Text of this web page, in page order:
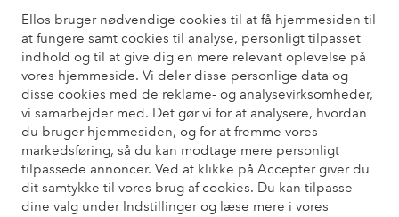
Ellos bruger nødvendige cookies til at få hjemmesiden til
at fungere samt cookies til analyse, personligt tilpasset
indhold og til at give dig en mere relevant oplevelse på
vores hjemmeside. Vi deler disse personlige data og
disse cookies med de reklame- og analysevirksomheder,
vi samarbejder med. Det gør vi for at analysere, hvordan
du bruger hjemmesiden, og for at fremme vores
markedsføring, så du kan modtage mere personligt
tilpassede annoncer. Ved at klikke på Accepter giver du
dit samtykke til vores brug af cookies. Du kan tilpasse
dine valg under Indstillinger og læse mere i vores
Kundeservice Bestilling Betalingsmåde
Mine sider
Om Ellos
Vores tjenester